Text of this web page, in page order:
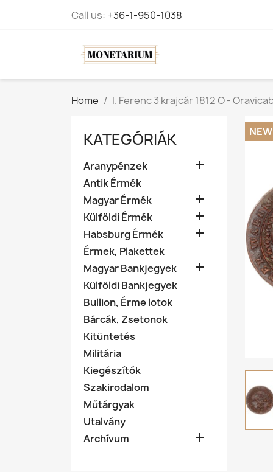
Call us: +36-1-950-1038
Home I. Ferenc 3 krajcár 1812 O -
KATEGÓRIÁK
Aranypénzek 
Antik Érmék
Magyar Érmék

Külföldi Érmék 
Habsburg Érmék 
Érmek, Plakettek
Magyar Bankjegyek

Külföldi Bankjegyek
Bullion, Érme lotok
Bárcák, Zsetonok
Kitüntetés
Militária
Kiegészítők
Szakirodalom
Műtárgyak
Utalvány
Archívum

NEW